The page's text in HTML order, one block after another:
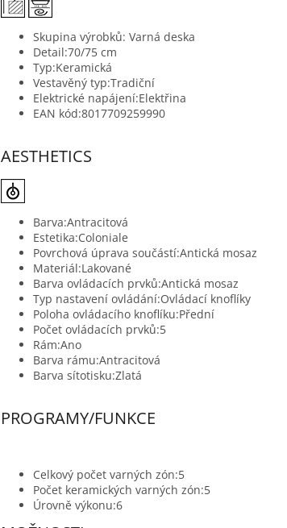
Skupina výrobků: Varná deska
Detail:70/75 cm
Typ:Keramická
Vestavěný typ:Tradiční
Elektrické napájení:Elektřina
EAN kód:8017709259990
AESTHETICS
Barva:Antracitová
Estetika:Coloniale
Povrchová úprava součástí:Antická mosaz
Materiál:Lakované
Barva ovládacích prvků:Antická mosaz
Typ nastavení ovládání:Ovládací knoflíky
Poloha ovládacího knoflíku:Přední
Počet ovládacích prvků:5
Rám:Ano
Barva rámu:Antracitová
Barva sítotisku:Zlatá
PROGRAMY/FUNKCE
Celkový počet varných zón:5
Počet keramických varných zón:5
Úrovně výkonu:6